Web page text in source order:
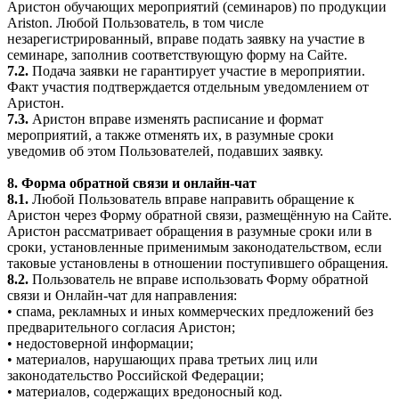
Аристон обучающих мероприятий (семинаров) по продукции
Ariston. Любой Пользователь, в том числе
незарегистрированный, вправе подать заявку на участие в
семинаре, заполнив соответствующую форму на Сайте.
7.2. Подача заявки не гарантирует участие в мероприятии.
Факт участия подтверждается отдельным уведомлением от
Аристон.
7.3. Аристон вправе изменять расписание и формат
мероприятий, а также отменять их, в разумные сроки
уведомив об этом Пользователей, подавших заявку.
8. Форма обратной связи и онлайн-чат
8.1. Любой Пользователь вправе направить обращение к
Аристон через Форму обратной связи, размещённую на Сайте.
Аристон рассматривает обращения в разумные сроки или в
сроки, установленные применимым законодательством, если
таковые установлены в отношении поступившего обращения.
8.2. Пользователь не вправе использовать Форму обратной
связи и Онлайн-чат для направления:
• спама, рекламных и иных коммерческих предложений без
предварительного согласия Аристон;
• недостоверной информации;
• материалов, нарушающих права третьих лиц или
законодательство Российской Федерации;
• материалов, содержащих вредоносный код.